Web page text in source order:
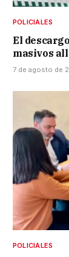
POLICIALES
El
masivos
7 de agosto de
POLICIALES